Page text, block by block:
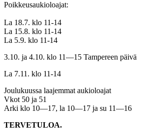
Poikkeusaukioloajat:
La 18.7. klo 11-14
La 15.8. klo 11-14
La 5.9. klo 11-14
3.10. ja 4.10. klo 11—15 Tampereen päivä
La 7.11. klo 11-14
Joulukuussa laajemmat aukioloajat
Vkot 50 ja 51
Arki klo 10—17, la 10—17 ja su 11—16
TERVETULOA.